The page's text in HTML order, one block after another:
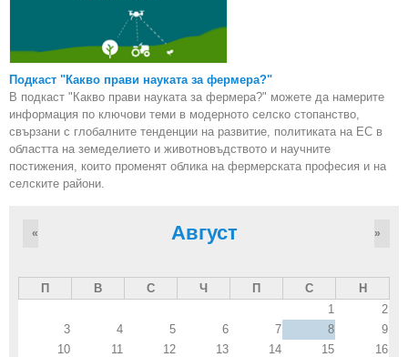
Подкаст "Какво прави науката за фермера?"
В подкаст "Какво прави науката за фермера?" можете да намерите
информация по ключови теми в модерното селско стопанство,
свързани с глобалните тенденции на развитие, политиката на ЕС в
областта на земеделието и животновъдството и научните
постижения, които променят облика на фермерската професия и на
селските райони.
Август
« »
П В С Ч П С
Н
1
2
3
4 5 6 7 8
9
10
11 12 13 14 15
16